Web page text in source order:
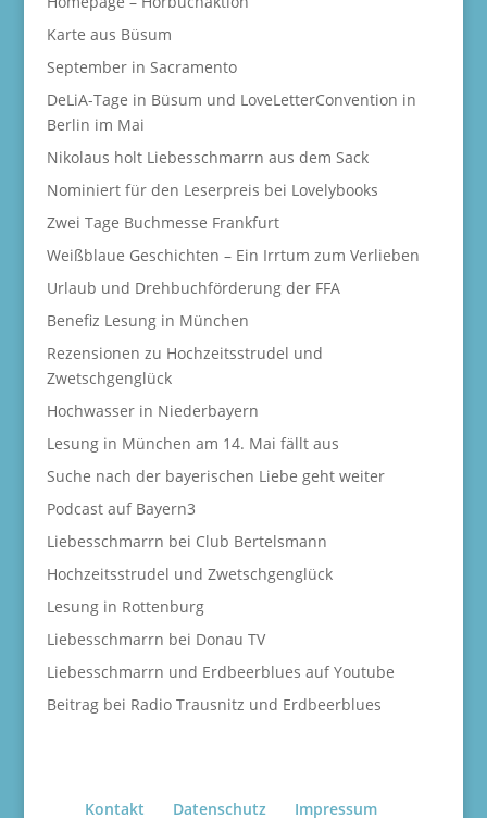
Karte aus Büsum
September in Sacramento
DeLiA-Tage in Büsum und LoveLetterConvention in
Berlin im Mai
Nikolaus holt Liebesschmarrn aus dem Sack
Nominiert für den Leserpreis bei Lovelybooks
Zwei Tage Buchmesse Frankfurt
Weißblaue Geschichten – Ein Irrtum zum Verlieben
Urlaub und Drehbuchförderung der FFA
Benefiz Lesung in München
Rezensionen zu Hochzeitsstrudel und
Zwetschgenglück
Hochwasser in Niederbayern
Lesung in München am 14. Mai fällt aus
Suche nach der bayerischen Liebe geht weiter
Podcast auf Bayern3
Liebesschmarrn bei Club Bertelsmann
Hochzeitsstrudel und Zwetschgenglück
Lesung in Rottenburg
Liebesschmarrn bei Donau TV
Liebesschmarrn und Erdbeerblues auf Youtube
Beitrag bei Radio Trausnitz und Erdbeerblues
Kontakt Datenschutz Impressum